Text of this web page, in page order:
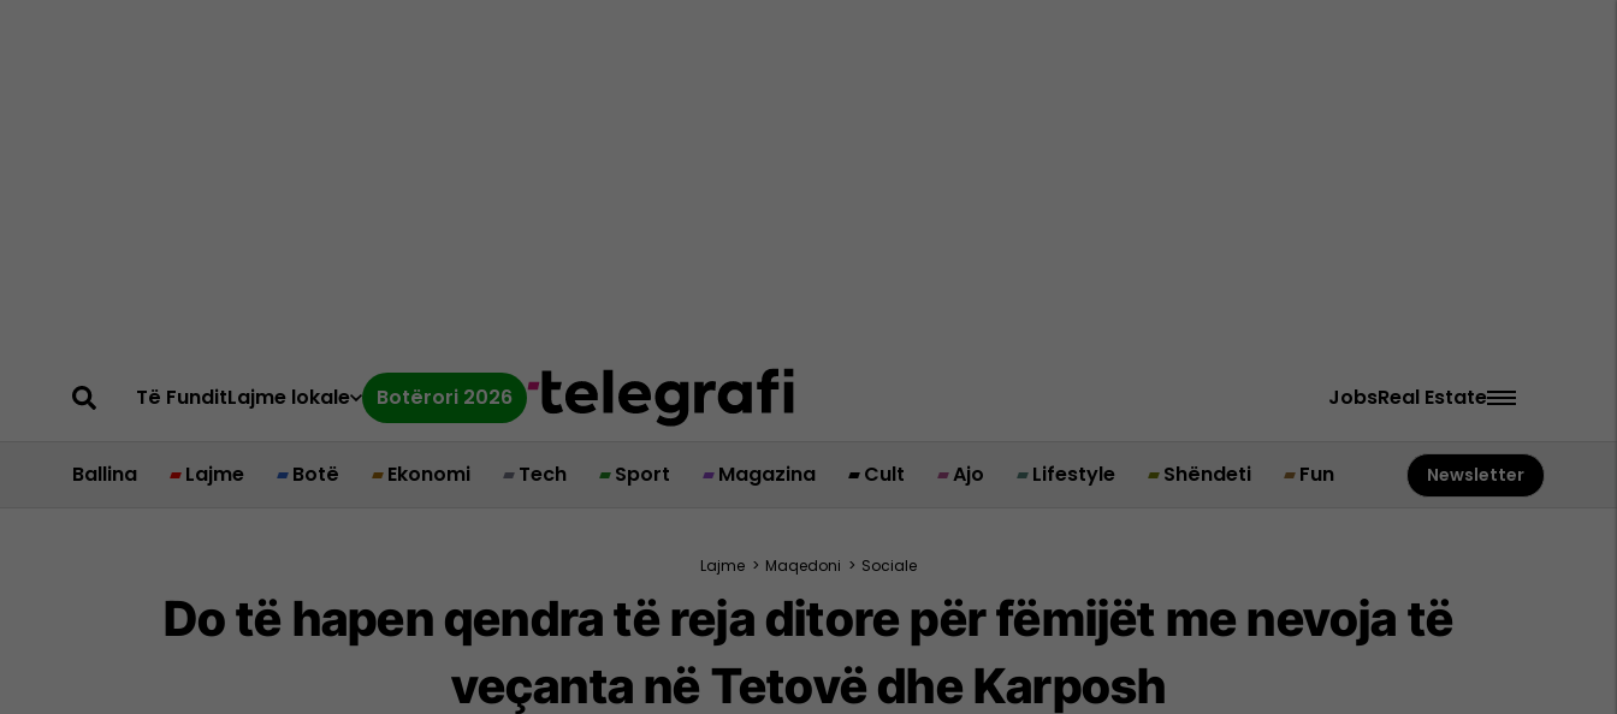
Të FunditLajme lokale Botërori 2026 JobsReal Estate
Ballina Lajme Botë Ekonomi Tech Sport Magazina Cult Ajo Lifestyle Shëndeti Fun Newsletter
Lajme > Maqedoni > Sociale
Do të hapen qendra të reja ditore për fëmijët me nevoja të
veçanta në Tetovë dhe Karposh